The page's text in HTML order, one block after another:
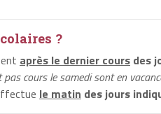
?
après le dernier cours des
cours le samedi sont en
le matin des jours